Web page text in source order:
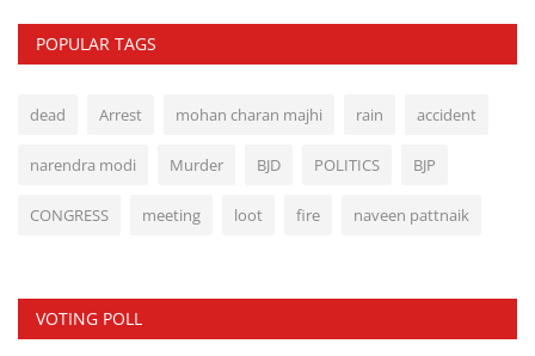
POPULAR TAGS
dead Arrest mohan charan majhi rain accident
narendra modi Murder BJD POLITICS BJP
CONGRESS meeting loot fire naveen pattnaik
VOTING POLL